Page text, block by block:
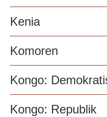
Kenia
Komoren
Kongo:
Kongo: Republik